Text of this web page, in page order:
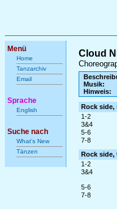
Menü
Home
Tanzarchiv
Email
Sprache
English
Suche nach
What's New
Tänzen
Cloud
Musik:
Hinweis:
Rock side,
1-2
3&4
5-6
7-8
Rock
1-2
3&4
5-6
7-8